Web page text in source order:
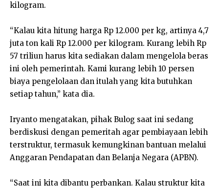
kilogram.
“Kalau kita hitung harga Rp 12.000 per kg, artinya 4,7
juta ton kali Rp 12.000 per kilogram. Kurang lebih Rp
57 triliun harus kita sediakan dalam mengelola beras
ini oleh pemerintah. Kami kurang lebih 10 persen
biaya pengelolaan dan itulah yang kita butuhkan
setiap tahun,” kata dia.
Iryanto mengatakan, pihak Bulog saat ini sedang
berdiskusi dengan pemeritah agar pembiayaan lebih
terstruktur, termasuk kemungkinan bantuan melalui
Anggaran Pendapatan dan Belanja Negara (APBN).
“Saat ini kita dibantu perbankan. Kalau struktur kita